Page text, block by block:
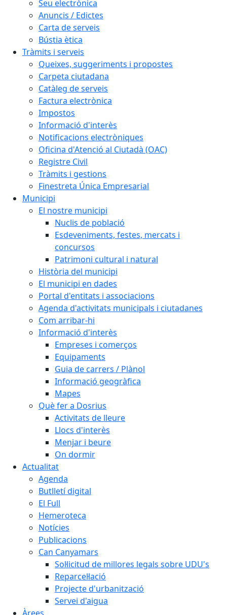
Seu electrònica
Anuncis / Edictes
Carta de serveis
Bústia ètica
Tràmits i serveis
Queixes, suggeriments i propostes
Carpeta ciutadana
Catàleg de serveis
Factura electrònica
Impostos
Informació d'interès
Notificacions electròniques
Oficina d'Atenció al Ciutadà (OAC)
Registre Civil
Tràmits i gestions
Finestreta Única Empresarial
Municipi
El nostre municipi
Nuclis de població
Esdeveniments, festes, mercats i
concursos
Patrimoni cultural i natural
Història del municipi
El municipi en dades
Portal d'entitats i associacions
Agenda d'activitats municipals i ciutadanes
Com arribar-hi
Informació d'interès
Empreses i comerços
Equipaments
Guia de carrers / Plànol
Informació geogràfica
Mapes
Què fer a Dosrius
Activitats de lleure
Llocs d'interès
Menjar i beure
On dormir
Actualitat
Agenda
Butlletí digital
El Full
Hemeroteca
Notícies
Publicacions
Can Canyamars
Sol·licitud de millores legals sobre UDU's
Reparcel·lació
Projecte d'urbanització
Servei d'aigua